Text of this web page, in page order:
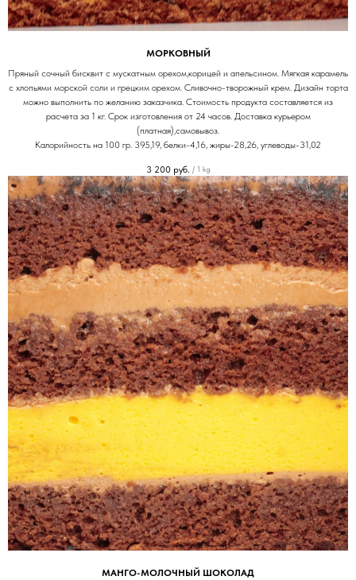
МОРКОВНЫЙ
Пряный сочный бисквит с мускатным орехом,корицей и апельсином. Мягкая карамель
с хлопьями морской соли и грецким орехом. Сливочно-творожный крем. Дизайн торта
можно выполнить по желанию заказчика. Стоимость продукта составляется из
расчета за 1 кг. Срок изготовления от 24 часов. Доставка курьером
(платная),самовывоз.
Калорийность на 100 гр. 395,19, белки-4,16, жиры-28,26, углеводы-31,02
3 200 руб. / 1 kg
МАНГО-МОЛОЧНЫЙ ШОКОЛАД